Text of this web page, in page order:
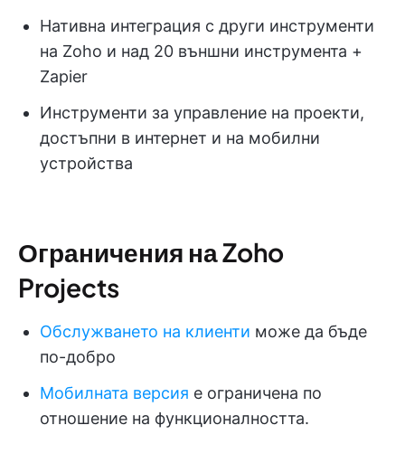
Нативна интеграция с други инструменти
на Zoho и над 20 външни инструмента +
Zapier
Инструменти за управление на проекти,
достъпни в интернет и на мобилни
устройства
Ограничения на Zoho
Projects
Обслужването на клиенти може да бъде
по-добро
Мобилната версия е ограничена по
отношение на функционалността.